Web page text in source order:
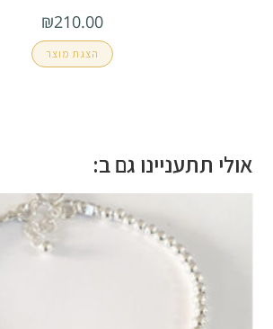
₪210.00
הצגת מוצר
אולי תתעניינו גם ב: